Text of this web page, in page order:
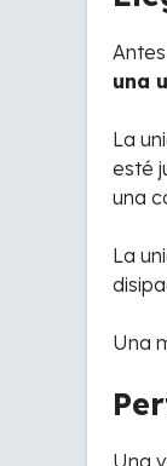
una
La
esté
una
La
Una